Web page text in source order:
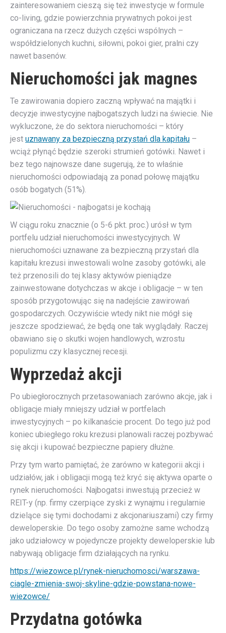
zainteresowaniem cieszą się też inwestycje w formule
co-living, gdzie powierzchnia prywatnych pokoi jest
ograniczana na rzecz dużych części wspólnych –
współdzielonych kuchni, siłowni, pokoi gier, pralni czy
nawet basenów.
Nieruchomości jak magnes
Te zawirowania dopiero zaczną wpływać na majątki i
decyzje inwestycyjne najbogatszych ludzi na świecie. Nie
wykluczone, że do sektora nieruchomości – który
jest uznawany za bezpieczną przystań dla kapitału –
wciąż płynąć będzie szeroki strumień gotówki. Nawet i
bez tego najnowsze dane sugerują, że to właśnie
nieruchomości odpowiadają za ponad połowę majątku
osób bogatych (51%).
W ciągu roku znacznie (o 5-6 pkt. proc.) urósł w tym
portfelu udział nieruchomości inwestycyjnych. W
nieruchomości uznawane za bezpieczną przystań dla
kapitału krezusi inwestowali wolne zasoby gotówki, ale
też przenosili do tej klasy aktywów pieniądze
zainwestowane dotychczas w akcje i obligacje – w ten
sposób przygotowując się na nadejście zawirowań
gospodarczych. Oczywiście wtedy nikt nie mógł się
jeszcze spodziewać, że będą one tak wyglądały. Raczej
obawiano się o skutki wojen handlowych, wzrostu
populizmu czy klasycznej recesji.
Wyprzedaż akcji
Po ubiegłorocznych przetasowaniach zarówno akcje, jak i
obligacje miały mniejszy udział w portfelach
inwestycyjnych – po kilkanaście procent. Do tego już pod
koniec ubiegłego roku krezusi planowali raczej pozbywać
się akcji i kupować bezpieczne papiery dłużne.
Przy tym warto pamiętać, że zarówno w kategorii akcji i
udziałów, jak i obligacji mogą też kryć się aktywa oparte o
rynek nieruchomości. Najbogatsi inwestują przecież w
REIT-y (np. firmy czerpiące zyski z wynajmu i regularnie
dzielące się tymi dochodami z akcjonariuszami) czy firmy
deweloperskie. Do tego osoby zamożne same wchodzą
jako udziałowcy w pojedyncze projekty deweloperskie lub
nabywają obligacje firm działających na rynku.
https://wiezowce.pl/rynek-nieruchomosci/warszawa-
ciagle-zmienia-swoj-skyline-gdzie-powstana-nowe-
wiezowce/
Przydatna gotówka